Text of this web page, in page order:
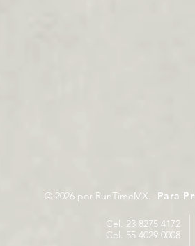
© 2026 por RunTimeMX. Para
Cel. 23 8275 4172
Cel. 55 4029 0008